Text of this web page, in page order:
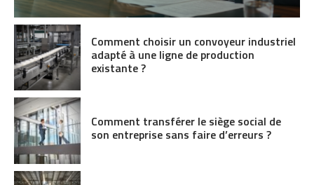
Comment choisir un convoyeur industriel
adapté à une ligne de production
existante ?
Comment transférer le siège social de
son entreprise sans faire d’erreurs ?